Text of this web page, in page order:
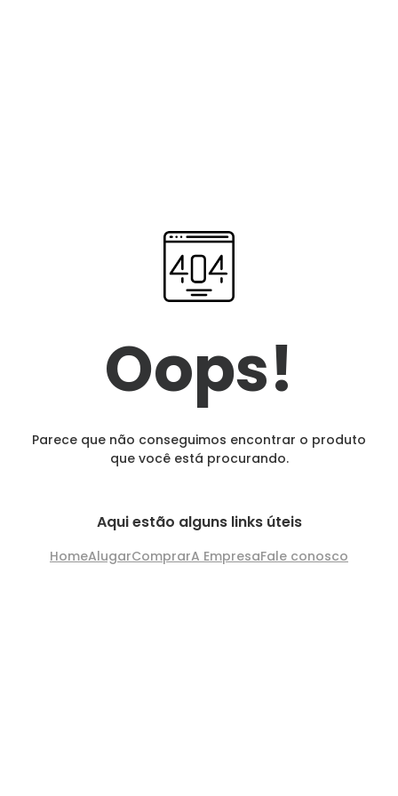
Oops!
Parece que não conseguimos encontrar o produto
que você está procurando.
Aqui estão alguns links úteis
HomeAlugarComprarA EmpresaFale conosco